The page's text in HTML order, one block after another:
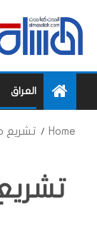
العراق
Home تشريع